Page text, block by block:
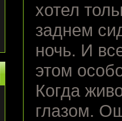
хотел
заднем
ночь. И
этом
Когда
глазом.